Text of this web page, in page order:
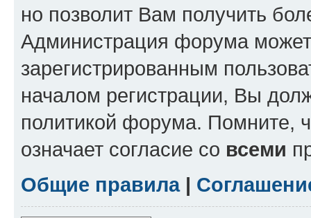
но позволит Вам получить
Администрация форума может
зарегистрированным
началом регистрации, Вы
политикой форума. Помните,
означает согласие со всеми
Общие правила|